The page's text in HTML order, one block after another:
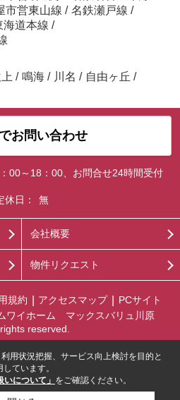
市営東山線 / 名鉄瀬戸線 /
海道本線 /
/ 鳴海 / 川名 / 自由ヶ丘 /
お問い合わせ
00～18：00、お問合せ24時間受付
休日：
無
会社概要
物件リクエスト
規約 アクセスマップ
PCサイト
ワイホーム マックスバリュ川原
reserved.
用状況把握、サービス向上検討を目的と
ています。
いについて」 をご確認ください。